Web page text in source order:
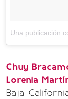
Chuy
Lorenia
Baja